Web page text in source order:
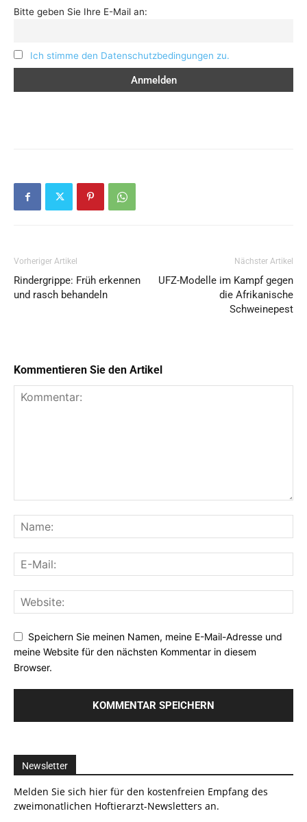
Bitte geben Sie Ihre E-Mail an:
Ich stimme den Datenschutzbedingungen zu.
Vorheriger Artikel
Rindergrippe: Früh erkennen
und rasch behandeln
Nächster Artikel
UFZ-Modelle im Kampf gegen
die Afrikanische
Schweinepest
Kommentieren Sie den Artikel
Speichern Sie meinen Namen, meine E-Mail-Adresse und
meine Website für den nächsten Kommentar in diesem
Browser.
Newsletter
Melden Sie sich hier für den kostenfreien Empfang des
zweimonatlichen Hoftierarzt-Newsletters an.